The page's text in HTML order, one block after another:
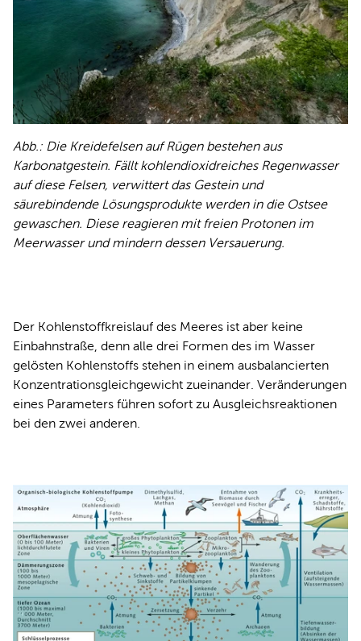
Abb.: Die Kreidefelsen auf Rügen bestehen aus
Karbonatgestein. Fällt kohlendioxidreiches Regenwasser
auf diese Felsen, verwittert das Gestein und
säurebindende Lösungsprodukte werden in die Ostsee
gewaschen. Diese reagieren mit freien Protonen im
Meerwasser und mindern dessen Versauerung.
Der Kohlenstoffkreislauf des Meeres ist aber keine
Einbahnstraße, denn alle drei Formen des im Wasser
gelösten Kohlenstoffs stehen in einem ausbalancierten
Konzentrationsgleichgewicht zueinander. Veränderungen
eines Parameters führen sofort zu Ausgleichsreaktionen
bei den zwei anderen.